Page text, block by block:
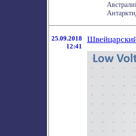
25.09.2018
12:41